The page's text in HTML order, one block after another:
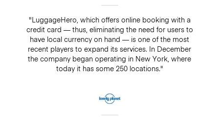
"LuggageHero, which offers online booking with a
credit card — thus, eliminating the need for users to
have local currency on hand — is one of the most
recent players to expand its services. In December
the company began operating in New York, where
today it has some 250 locations."